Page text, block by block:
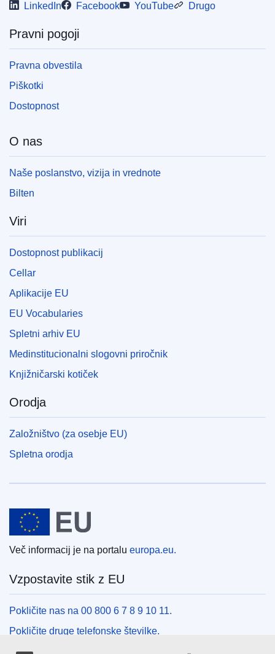
LinkedIn Facebook YouTube Drugo
Pravni pogoji
Pravna obvestila
Piškotki
Dostopnost
O nas
Naše poslanstvo, vizija in vrednote
Bilten
Viri
Dostopnost publikacij
Cellar
Aplikacije EU
EU Vocabularies
Spletni arhiv EU
Medinstitucionalni slogovni priročnik
Knjižničarski kotiček
Orodja
Založništvo (za osebje EU)
Spletna orodja
Evropska unija
Več informacij je na portalu europa.eu.
Vzpostavite stik z EU
Pokličite nas na 00 800 6 7 8 9 10 11.
Pokličite druge telefonske številke.
Pišite nam s kontaktnim obrazcem.